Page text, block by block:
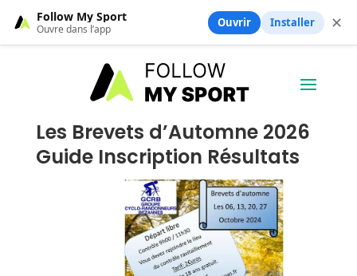
Les Brevets d’Automne 2026
Guide Inscription Résultats
Follow My Sport
Ouvre dans l’app Ouvrir Installer ✕